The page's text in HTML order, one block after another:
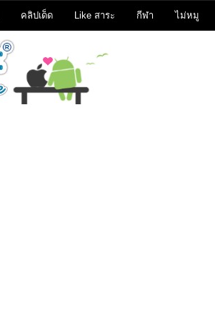
คลิปเด็ด Like สาระ กีฬา ไม่หมู